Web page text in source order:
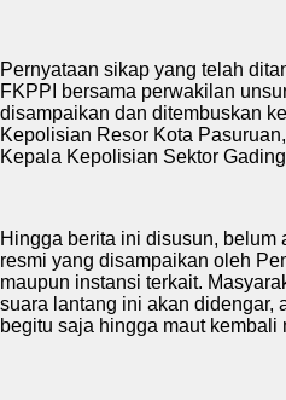
Pernyataan sikap yang telah
FKPPI bersama perwakilan
disampaikan dan ditembuskan
Kepolisian Resor Kota
Kepala Kepolisian Sektor
Hingga berita ini disusun, belum
resmi yang disampaikan oleh
maupun instansi terkait.
suara lantang ini akan didengar,
begitu saja hingga maut